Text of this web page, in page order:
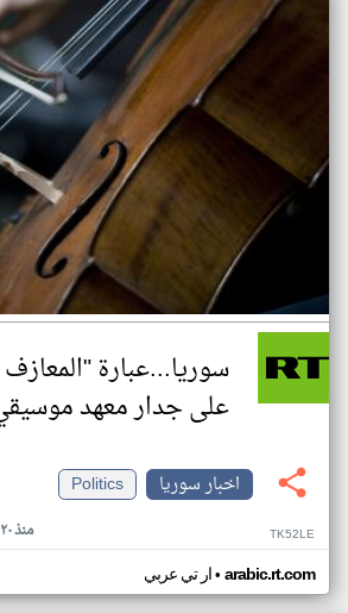
سوريا...عبارة
على جدار معهد
اخبار سوريا
Politics
منذ ٢٠ ساعة TK52LE
ار تي عربي• arabic.rt.com